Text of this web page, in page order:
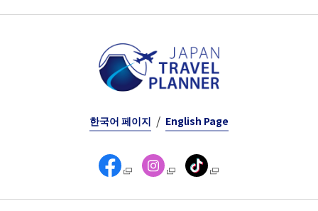
한국어 페이지 English Page